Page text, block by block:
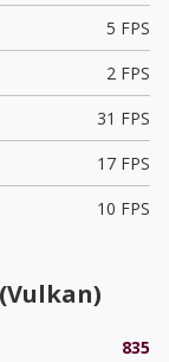
5 FPS
2 FPS
31 FPS
17 FPS
10 FPS
835